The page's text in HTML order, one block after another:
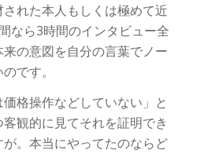
れた本人もしくは極めて近
なら3時間のインタビュー全
の意図を自分の言葉でノー
です。
格操作などしていない」と
観的に見てそれを証明でき
。本当にやってたのならど